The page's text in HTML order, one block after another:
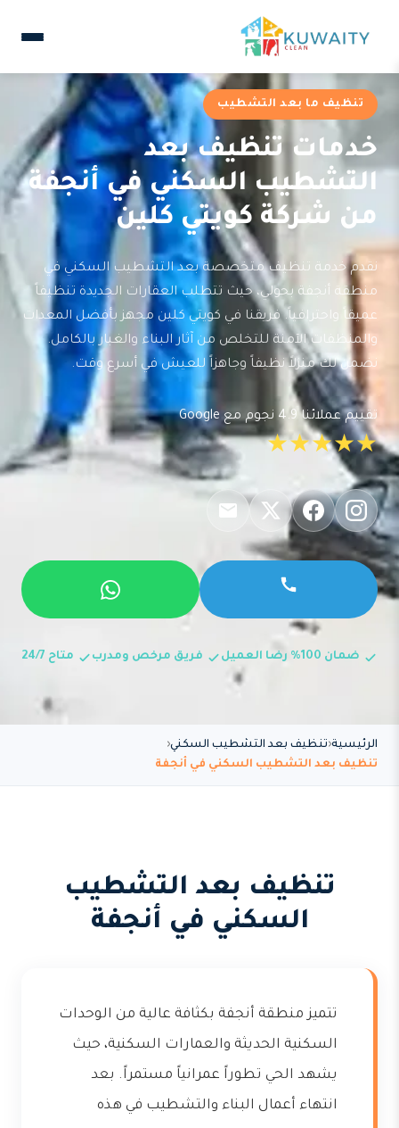
تنظيف ما بعد التشطيب
خدمات تنظيف بعد
التشطيب السكني في أنجفة
من شركة كويتي كلين
نقدم خدمة تنظيف متخصصة بعد التشطيب السكني في
منطقة أنجفة بحولي، حيث تتطلب العقارات الجديدة تنظيفاً
عميقاً واحترافياً. فريقنا في كويتي كلين مجهز بأفضل المعدات
والمنظفات الآمنة للتخلص من آثار البناء والغبار بالكامل.
نضمن لك منزلاً نظيفاً وجاهزاً للعيش في أسرع وقت.
تقييم عملائنا 4.9 نجوم مع Google
★★★★★
ضمان 100% رضا العميل فريق مرخص ومدرب متاح 24/7
الرئيسية تنظيف بعد التشطيب السكني
تنظيف بعد التشطيب السكني في أنجفة
تنظيف بعد التشطيب
السكني في أنجفة
تتميز منطقة أنجفة بكثافة عالية من الوحدات
السكنية الحديثة والعمارات السكنية، حيث
يشهد الحي تطوراً عمرانياً مستمراً. بعد
انتهاء أعمال البناء والتشطيب في هذه